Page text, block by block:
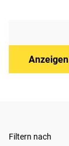
Anzeigen
Filtern nach